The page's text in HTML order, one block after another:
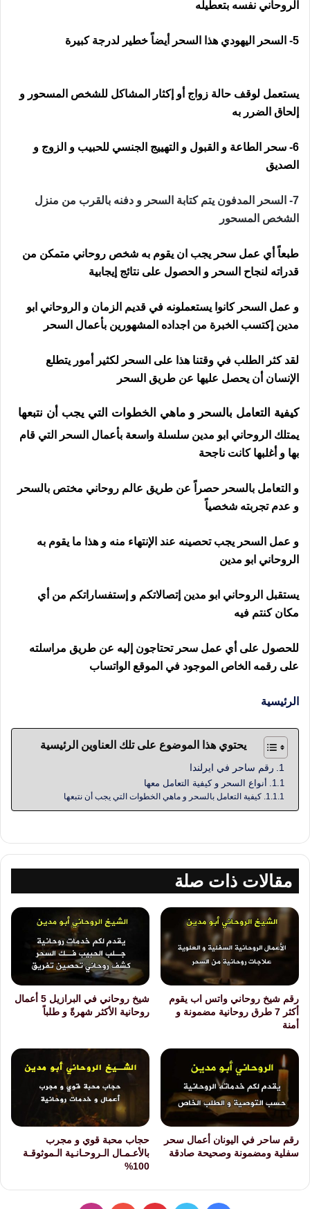
الروحاني نفسه بتعطيله
5- السحر اليهودي هذا السحر أيضاً خطير لدرجة كبيرة
يستعمل لوقف حالة زواج أو إكثار المشاكل للشخص المسحور و
إلحاق الضرر به
6- سحر الطاعة و القبول و التهييج الجنسي للحبيب و الزوج و
الصديق
7- السحر المدفون يتم كتابة السحر و دفنه بالقرب من منزل
الشخص المسحور
طبعاً أي عمل سحر يجب ان يقوم به شخص روحاني متمكن من
قدراته لنجاح السحر و الحصول على نتائج إيجابية
و عمل السحر كانوا يستعملونه في قديم الزمان و الروحاني ابو
مدين إكتسب الخبرة من اجداده المشهورين بأعمال السحر
لقد كثر الطلب في وقتنا هذا على السحر لكثير أمور يتطلع
الإنسان أن يحصل عليها عن طريق السحر
كيفية التعامل بالسحر و ماهي الخطوات التي يجب أن نتبعها
يمتلك الروحاني ابو مدين سلسلة واسعة بأعمال السحر التي قام
بها و أغلبها كانت ناجحة
و التعامل بالسحر حصراً عن طريق عالم روحاني مختص بالسحر
و عدم تجربته شخصياً
و عمل السحر يجب تحصينه عند الإنتهاء منه و هذا ما يقوم به
الروحاني ابو مدين
يستقبل الروحاني ابو مدين إتصالاتكم و إستفساراتكم من أي
مكان كنتم فيه
للحصول على أي عمل سحر تحتاجون إليه عن طريق مراسلته
على رقمه الخاص الموجود في الموقع الواتساب
الرئيسية
يحتوي هذا الموضوع على تلك العناوين الرئيسية
رقم ساحر في ايرلندا
أنواع السحر و كيفية التعامل معها
كيفية التعامل بالسحر و ماهي الخطوات التي يجب أن نتبعها
مقالات ذات صلة
رقم شيخ روحاني واتس اب يقوم
أكثر 7 طرق روحانية مضمونة و
أمنة
شيخ روحاني في البرازيل 5 أعمال
روحانية الأكثر شهرةً و طلباً
رقم ساحر في اليونان أعمال سحر
سفلية ومضمونة وصحيحة صادقة
حجاب محبة قوي و مجرب
بالأعـمـال الـروحـانـية الـموثوقـة
100%